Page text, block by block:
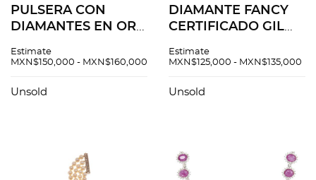
PULSERA CON
DIAMANTES EN ORO
Estimate
MXN$150,000 - MXN$160,000
Unsold
DIAMANTE FANCY
CERTIFICADO GIL
oval brillante ~0.54
Color: Fancy Vivid
Estimate
MXN$125,000 - MXN$135,000
Unsold